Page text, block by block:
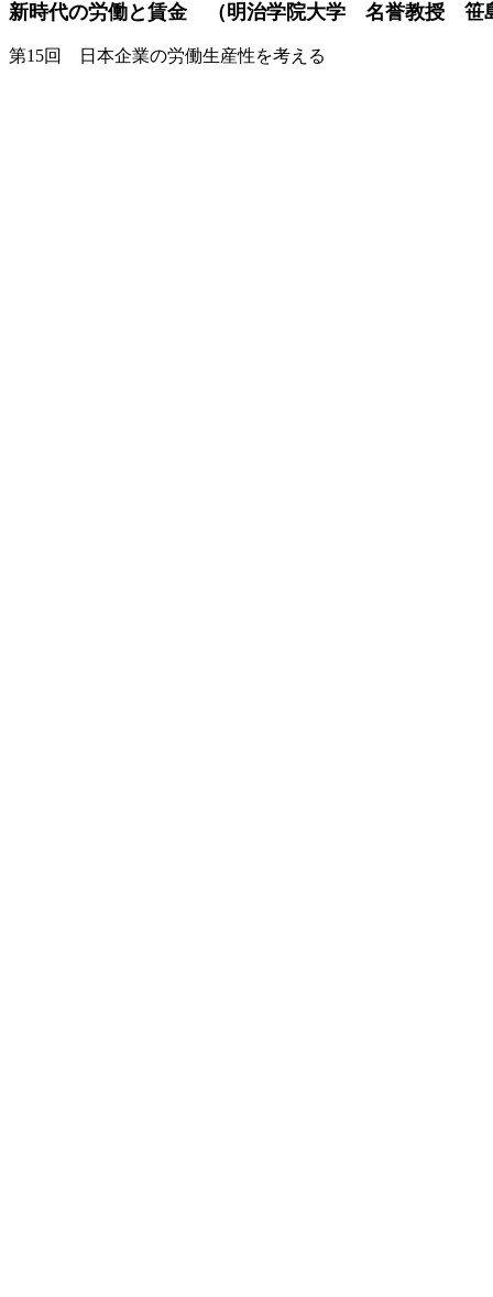
新時代の労働と賃金 （明治学院大学 名誉教授 笹
第15回 日本企業の労働生産性を考える